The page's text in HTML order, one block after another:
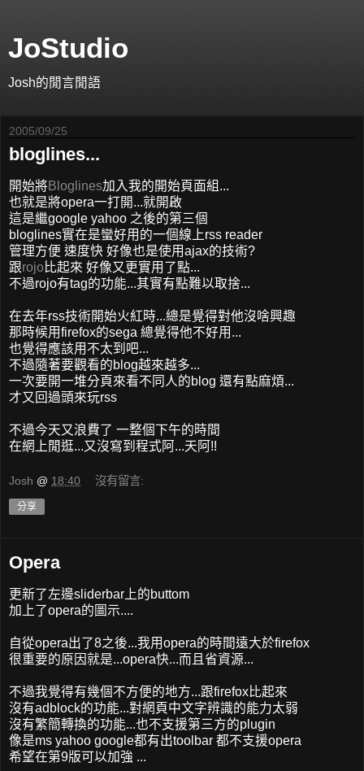
JoStudio
Josh的閒言閒語
2005/09/25
bloglines...
開始將Bloglines加入我的開始頁面組...
也就是將opera一打開...就開啟
這是繼google yahoo 之後的第三個
bloglines實在是蠻好用的一個線上rss reader
管理方便 速度快 好像也是使用ajax的技術?
跟rojo比起來 好像又更實用了點...
不過rojo有tag的功能...其實有點難以取捨...
在去年rss技術開始火紅時...總是覺得對他沒啥興趣
那時候用firefox的sega 總覺得他不好用...
也覺得應該用不太到吧...
不過隨著要觀看的blog越來越多...
一次要開一堆分頁來看不同人的blog 還有點麻煩...
才又回過頭來玩rss
不過今天又浪費了 一整個下午的時間
在網上閒逛...又沒寫到程式阿...天阿!!
Josh @ 18:40 沒有留言:
分享
Opera
更新了左邊sliderbar上的buttom
加上了opera的圖示....
自從opera出了8之後...我用opera的時間遠大於firefox
很重要的原因就是...opera快...而且省資源...
不過我覺得有幾個不方便的地方...跟firefox比起來
沒有adblock的功能...對網頁中文字辨識的能力太弱
沒有繁簡轉換的功能...也不支援第三方的plugin
像是ms yahoo google都有出toolbar 都不支援opera
希望在第9版可以加強 ...